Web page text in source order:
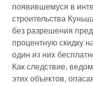
появившемуся в
строительства
без разрешения
процентную скидку
один из них
Как следствие,
этих объектов,